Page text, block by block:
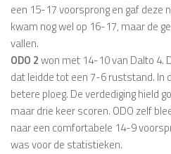
een 15-17 voorsprong en gaf deze
kwam nog wel op 16-17, maar de
vallen.
ODO 2won met 14-10 van Dalto 4.
dat leidde tot een 7-6 ruststand. In
betere ploeg. De verdediging hield
maar drie keer scoren. ODO zelf
naar een comfortabele 14-9
was voor de statistieken.